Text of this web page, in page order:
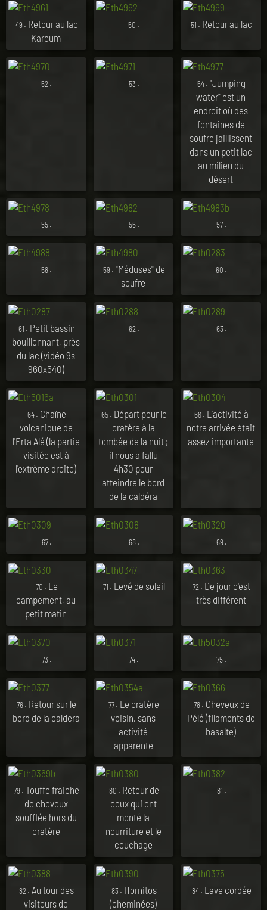
49 . Retour au lac
Karoum
50 . 51 . Retour au lac
52 . 53 . 54. "Jumping
water" est un
endroit où des
fontaines de
soufre jaillissent
dans un petit lac
au milieu du
désert
55. 56. 57.
58. 59 . "Méduses" de
soufre
60 .
61 . Petit bassin
bouillonnant, près
du lac (vidéo 9s
960x540)
62 . 63 .
64 . Chaîne
volcanique de
l'Erta Alé (la partie
visitée est à
l'extrème droite)
65. Départ pour le
cratère à la
tombée de la nuit ;
il nous a fallu
4h30 pour
atteindre le bord
de la caldéra
66. L'activité à
notre arrivée était
assez importante
67 . 68. 69 .
70 . Le
campement, au
petit matin
71 . Levé de soleil 72. De jour c'est
très différent
73 . 74. 75.
76. Retour sur le
bord de la caldera
77. Le cratère
voisin, sans
activité
apparente
78 . Cheveux de
Pélé (filaments de
basalte)
79 . Touffe fraiche
de cheveux
soufflée hors du
cratère
80 . Retour de
ceux qui ont
monté la
nourriture et le
couchage
81 .
82 . Au tour des
visiteurs de
83 . Hornitos
(cheminées)
84 . Lave cordée